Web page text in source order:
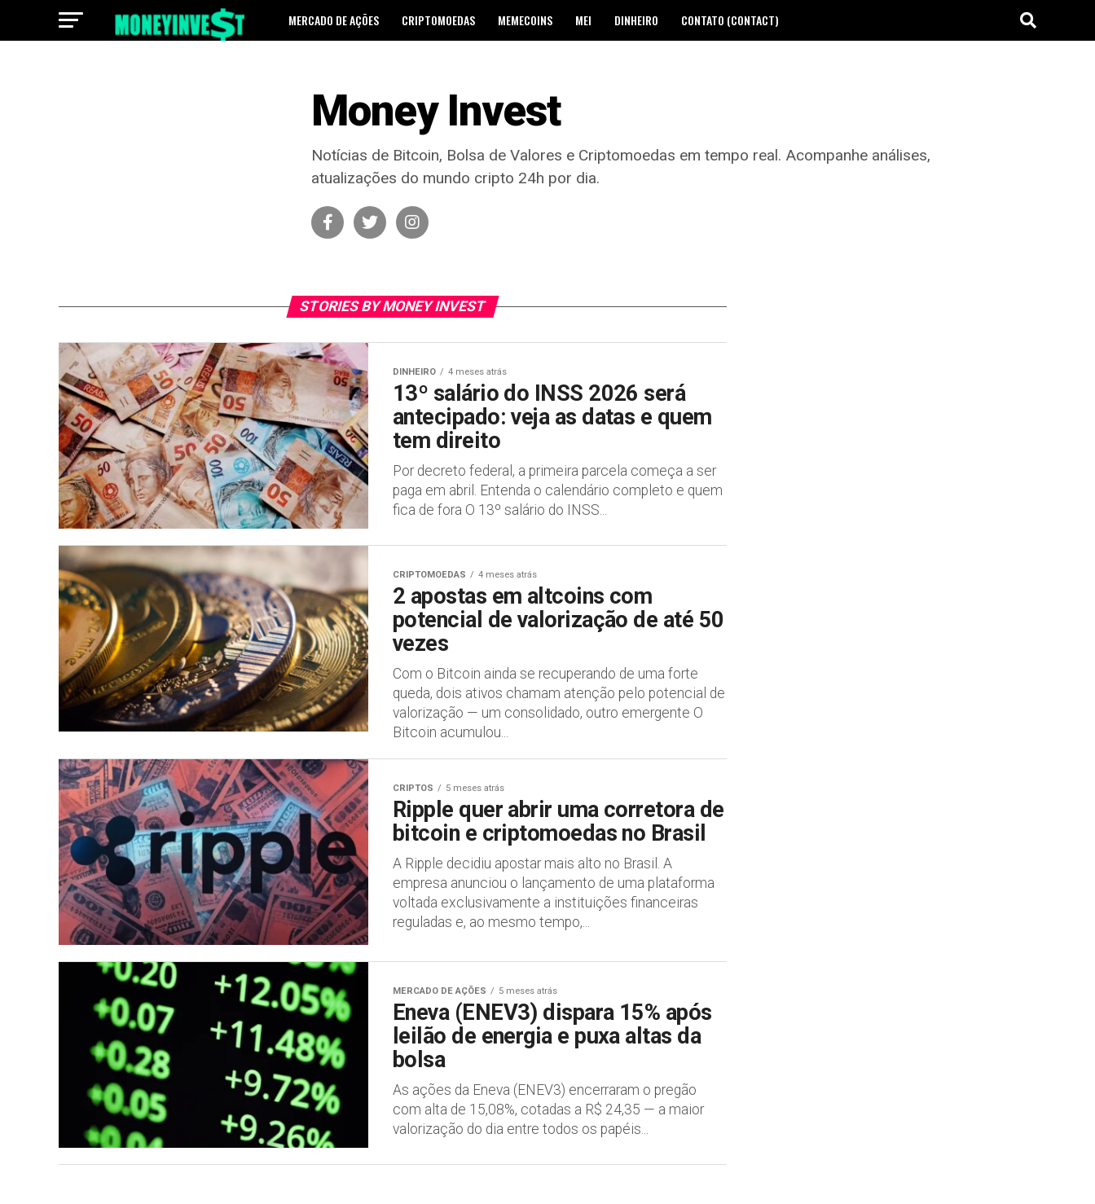
MERCADO DE AÇÕES CRIPTOMOEDAS MEMECOINS MEI DINHEIRO CONTATO (CONTACT)
Money Invest
Notícias de Bitcoin, Bolsa de Valores e Criptomoedas em tempo real. Acompanhe análises,
atualizações do mundo cripto 24h por dia.
STORIES BY MONEY INVEST
DINHEIRO 4 meses atrás
13º salário do INSS 2026 será
antecipado: veja as datas e quem
tem direito
Por decreto federal, a primeira parcela começa a ser
paga em abril. Entenda o calendário completo e quem
fica de fora O 13º salário do INSS...
CRIPTOMOEDAS 4 meses atrás
2 apostas em altcoins com
potencial de valorização de até 50
vezes
Com o Bitcoin ainda se recuperando de uma forte
queda, dois ativos chamam atenção pelo potencial de
valorização — um consolidado, outro emergente O
Bitcoin acumulou...
CRIPTOS 5 meses atrás
Ripple quer abrir uma corretora de
bitcoin e criptomoedas no Brasil
A Ripple decidiu apostar mais alto no Brasil. A
empresa anunciou o lançamento de uma plataforma
voltada exclusivamente a instituições financeiras
reguladas e, ao mesmo tempo,...
MERCADO DE AÇÕES 5 meses atrás
Eneva (ENEV3) dispara 15% após
leilão de energia e puxa altas da
bolsa
As ações da Eneva (ENEV3) encerraram o pregão
com alta de 15,08%, cotadas a R$ 24,35 — a maior
valorização do dia entre todos os papéis...